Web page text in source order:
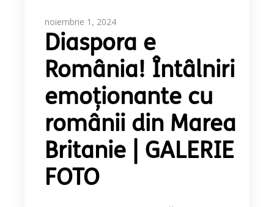
noiembrie 1, 2024
Diaspora e
România! Întâlniri
emoționante cu
românii din Marea
Britanie | GALERIE
FOTO